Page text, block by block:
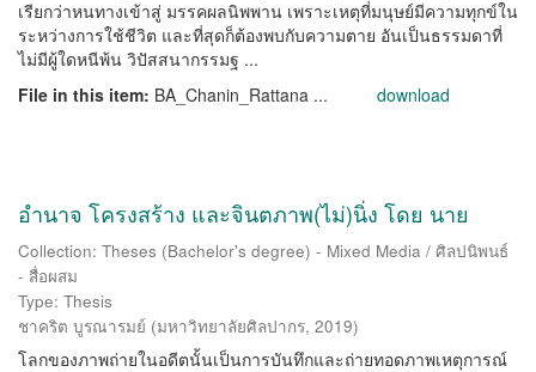
เรียกว่าหนทางเข้าสู่ มรรคผลนิพพาน เพราะเหตุที่มนุษย์มีความทุกข์ใน
ระหว่างการใช้ชีวิต และที่สุดก็ต้องพบกับความตาย อันเป็นธรรมดาที่
ไม่มีผู้ใดหนีพ้น วิปัสสนากรรมฐ ...
File in this item: BA_Chanin_Rattana ... download
อำนาจ โครงสร้าง และจินตภาพ(ไม่)นิ่ง โดย นาย
Collection: Theses (Bachelor's degree) - Mixed Media / ศิลปนิพนธ์
- สื่อผสม
Type: Thesis
ชาคริต บูรณารมย์ (มหาวิทยาลัยศิลปากร, 2019)
โลกของภาพถ่ายในอดีตนั้นเป็นการบันทึกและถ่ายทอดภาพเหตุการณ์